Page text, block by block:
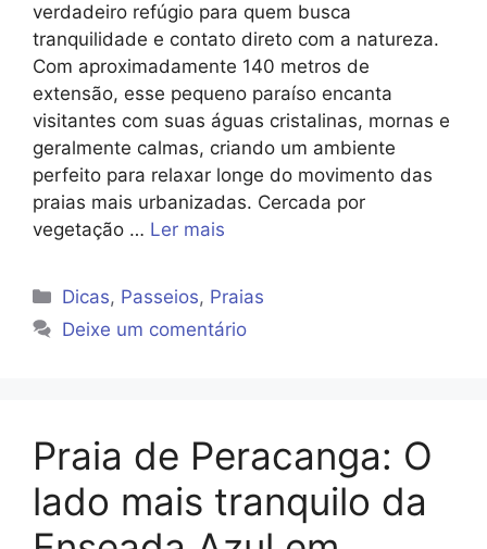
verdadeiro refúgio para quem busca
tranquilidade e contato direto com a natureza.
Com aproximadamente 140 metros de
extensão, esse pequeno paraíso encanta
visitantes com suas águas cristalinas, mornas e
geralmente calmas, criando um ambiente
perfeito para relaxar longe do movimento das
praias mais urbanizadas. Cercada por
vegetação … Ler mais
Categorias
Dicas, Passeios, Praias
Deixe um comentário
Praia de Peracanga: O
lado mais tranquilo da